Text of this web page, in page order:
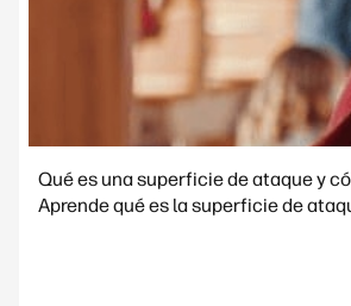
Qué es una superficie de ataque y
Aprende qué es la superficie de